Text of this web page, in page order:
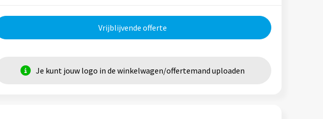
Vrijblijvende offerte
Je kunt jouw logo in de winkelwagen/offertemand uploaden